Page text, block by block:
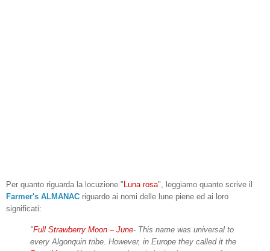
Per quanto riguarda la locuzione "Luna rosa", leggiamo quanto scrive il
Farmer's ALMANAC riguardo ai nomi delle lune piene ed ai loro
significati:
"Full Strawberry Moon – June- This name was universal to
every Algonquin tribe. However, in Europe they called it the